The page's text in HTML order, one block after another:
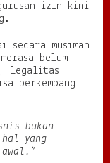
izin kini
secara musiman
belum
legalitas
berkembang
bukan
yang